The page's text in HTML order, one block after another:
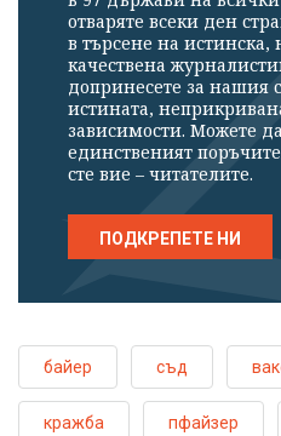
отваряте всеки ден
в търсене на истинска,
качествена
допринесете за нашия
истината,
зависимости. Можете
единственият
сте вие – читателите.
ПОДКРЕПЕТЕ НИ
байер съд
кражба пфайзер